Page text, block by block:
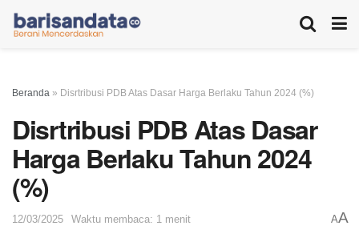
Beranda » Disrtribusi PDB Atas Dasar Harga Berlaku Tahun 2024 (%)
Disrtribusi PDB Atas Dasar
Harga Berlaku Tahun 2024
(%)
12/03/2025 Waktu membaca: 1 menit AA